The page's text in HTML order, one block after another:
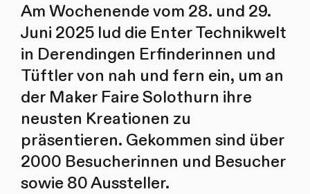
Am Wochenende vom 28. und 29.
Juni 2025 lud die Enter Technikwelt
in Derendingen Erfinderinnen und
Tüftler von nah und fern ein, um an
der Maker Faire Solothurn ihre
neusten Kreationen zu
präsentieren. Gekommen sind über
2000 Besucherinnen und Besucher
sowie 80 Aussteller.